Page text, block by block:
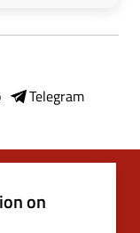
Telegram
on